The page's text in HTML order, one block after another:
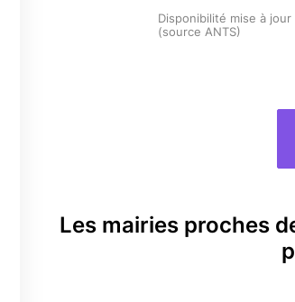
Disponibilité mise à
(source ANTS)
Les mairies proches